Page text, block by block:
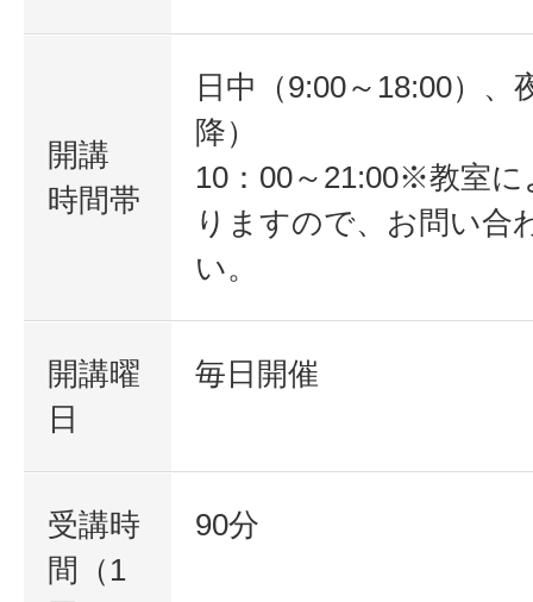
開講
時間帯
日中（9:00～18:00）、
降）
10：00～21:00※教室
りますので、お問い合
い。
開講曜
日
毎日開催
受講時
間（1
90分